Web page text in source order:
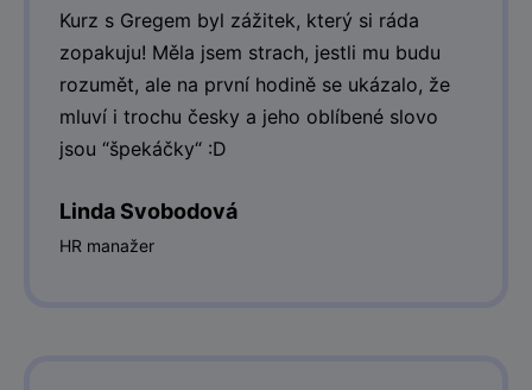
Kurz s Gregem byl zážitek, který si ráda
zopakuju! Měla jsem strach, jestli mu budu
rozumět, ale na první hodině se ukázalo, že
mluví i trochu česky a jeho oblíbené slovo
jsou “špekáčky“ :D
Linda Svobodová
HR manažer